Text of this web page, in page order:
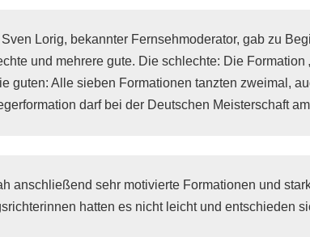
Lorig, bekannter Fernsehmoderator, gab zu
und mehrere gute. Die schlechte: Die Formation
guten: Alle sieben Formationen tanzten zweimal,
darf bei der Deutschen Meisterschaft
anschließend sehr motivierte Formationen und
hatten es nicht leicht und entschieden